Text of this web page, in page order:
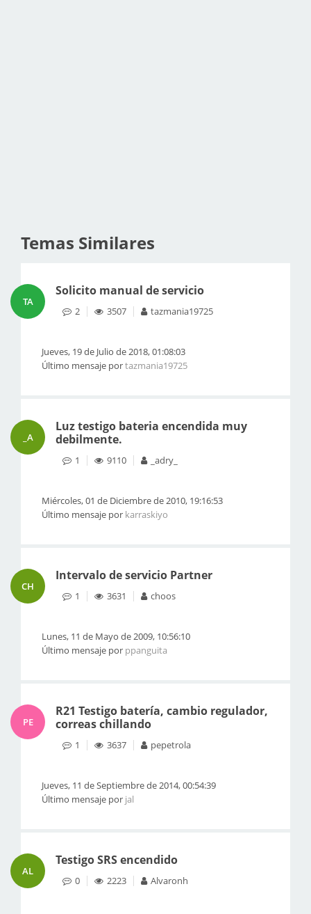
Temas Similares
TA
Solicito manual de servicio
2 3507 tazmania19725
Jueves, 19 de Julio de 2018, 01:08:03
Último mensaje portazmania19725
_A
Luz testigo bateria encendida muy
debilmente.
1 9110 _adry_
Miércoles, 01 de Diciembre de 2010, 19:16:53
Último mensaje por karraskiyo
CH
Intervalo de servicio Partner
1 3631 choos
Lunes, 11 de Mayo de 2009, 10:56:10
Último mensaje por ppanguita
PE
R21 Testigo batería, cambio regulador,
correas chillando
1 3637 pepetrola
Jueves, 11 de Septiembre de 2014, 00:54:39
Último mensaje por jal
AL
Testigo SRS encendido
0 2223 Alvaronh